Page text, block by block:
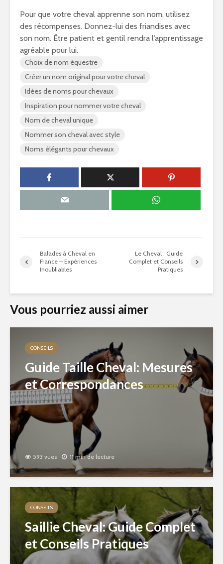
Pour que votre cheval apprenne son nom, utilisez
des récompenses. Donnez-lui des friandises avec
son nom. Être patient et gentil rendra l’apprentissage
agréable pour lui.
Choix de nom équestre
Créer un nom original pour votre cheval
Idées de noms pour chevaux
Inspiration pour nommer votre cheval
Nom de cheval unique
Nommer son cheval avec style
Noms élégants pour chevaux
Balades à Cheval en
France – Expériences
Inoubliables
Le Cheval : Guide
Complet et Conseils
Pratiques
Vous pourriez aussi aimer
CONSEILS
Guide Taille Cheval: Mesures
et Correspondances
593 vues 11 min de lecture
CONSEILS
Saillie Cheval: Guide Complet
et Conseils Pratiques